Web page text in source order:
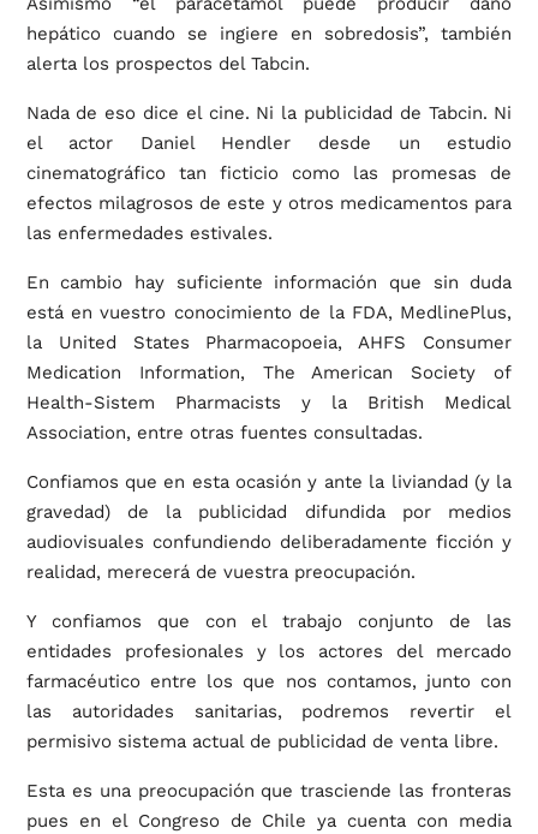
hepático cuando se ingiere en sobredosis”, también
alerta los prospectos del Tabcin.
Nada de eso dice el cine. Ni la publicidad de Tabcin. Ni
el actor Daniel Hendler desde un estudio
cinematográfico tan ficticio como las promesas de
efectos milagrosos de este y otros medicamentos para
las enfermedades estivales.
En cambio hay suficiente información que sin duda
está en vuestro conocimiento de la FDA, MedlinePlus,
la United States Pharmacopoeia, AHFS Consumer
Medication Information, The American Society of
Health-Sistem Pharmacists y la British Medical
Association, entre otras fuentes consultadas.
Confiamos que en esta ocasión y ante la liviandad (y la
gravedad) de la publicidad difundida por medios
audiovisuales confundiendo deliberadamente ficción y
realidad, merecerá de vuestra preocupación.
Y confiamos que con el trabajo conjunto de las
entidades profesionales y los actores del mercado
farmacéutico entre los que nos contamos, junto con
las autoridades sanitarias, podremos revertir el
permisivo sistema actual de publicidad de venta libre.
Esta es una preocupación que trasciende las fronteras
pues en el Congreso de Chile ya cuenta con media